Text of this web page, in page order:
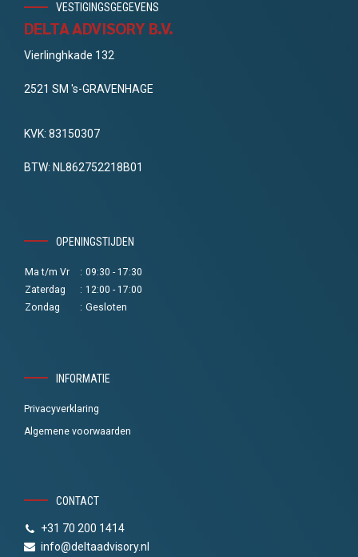
VESTIGINGSGEGEVENS
DELTA ADVISORY B.V.
Vierlinghkade 132
2521 SM 's-GRAVENHAGE
KVK: 83150307
BTW: NL862752218B01
OPENINGSTIJDEN
Ma t/m Vr : 09:30 - 17:30
Zaterdag
: 12:00 - 17:00
Zondag
: Gesloten
INFORMATIE
Privacyverklaring
Algemene voorwaarden
CONTACT
+31 70 200 1414
info@deltaadvisory.nl